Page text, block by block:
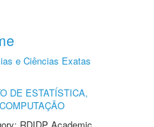
e Ciências Exatas
DE ESTATÍSTICA,